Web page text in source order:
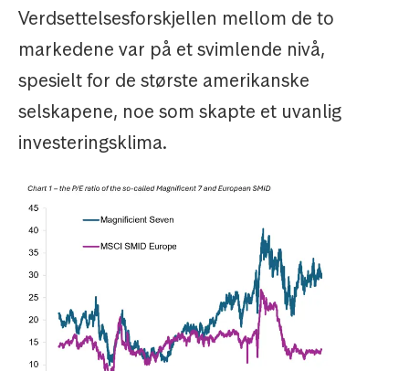
Verdsettelsesforskjellen mellom de to
markedene var på et svimlende nivå,
spesielt for de største amerikanske
selskapene, noe som skapte et uvanlig
investeringsklima.